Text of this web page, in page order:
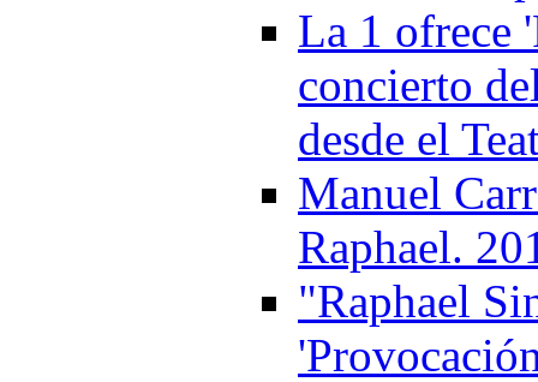
La 1 ofrece
concierto
desde el
Manuel
Raphael.
"Raphael